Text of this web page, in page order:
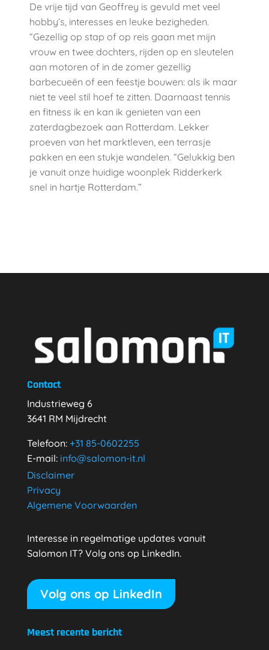
De vrije tijd van Geoffrey is gevuld met veel
hobby’s, interesses en leuke bezigheden.
“Gezellig op stap of op reis gaan met mijn
vrouw en twee dochters, rijden op en sleutelen
aan motoren of in de zomer gezellig
barbecueën of een feestje bouwen: als ik maar
niet te veel stil hoef te zitten. Daarnaast tennis
en fitness ik en kan ik genieten van een
zaterdagbezoek aan Rotterdam. Lekker
proeven van het marktleven, een terrasje
pakken en een stukje wandelen. “Gelukkig ben
je vanuit onze huidige woonplek Ridderkerk
snel in hartje Rotterdam.”
Contact
Industrieweg 6
3641 RM Mijdrecht
Telefoon: +31 85-0602255
E-mail: info@salomon-it.nl
Disclaimer
Privacy
Algemene Voorwaarden
Interesse in regelmatige updates vanuit
Salomon IT? Volg ons op LinkedIn.
Volg ons op LinkedIn
Meest recente bericht